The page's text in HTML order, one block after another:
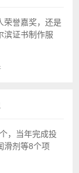
荣誉嘉奖，还是
滨证书制作服
，当年完成投
滑剂等8个项